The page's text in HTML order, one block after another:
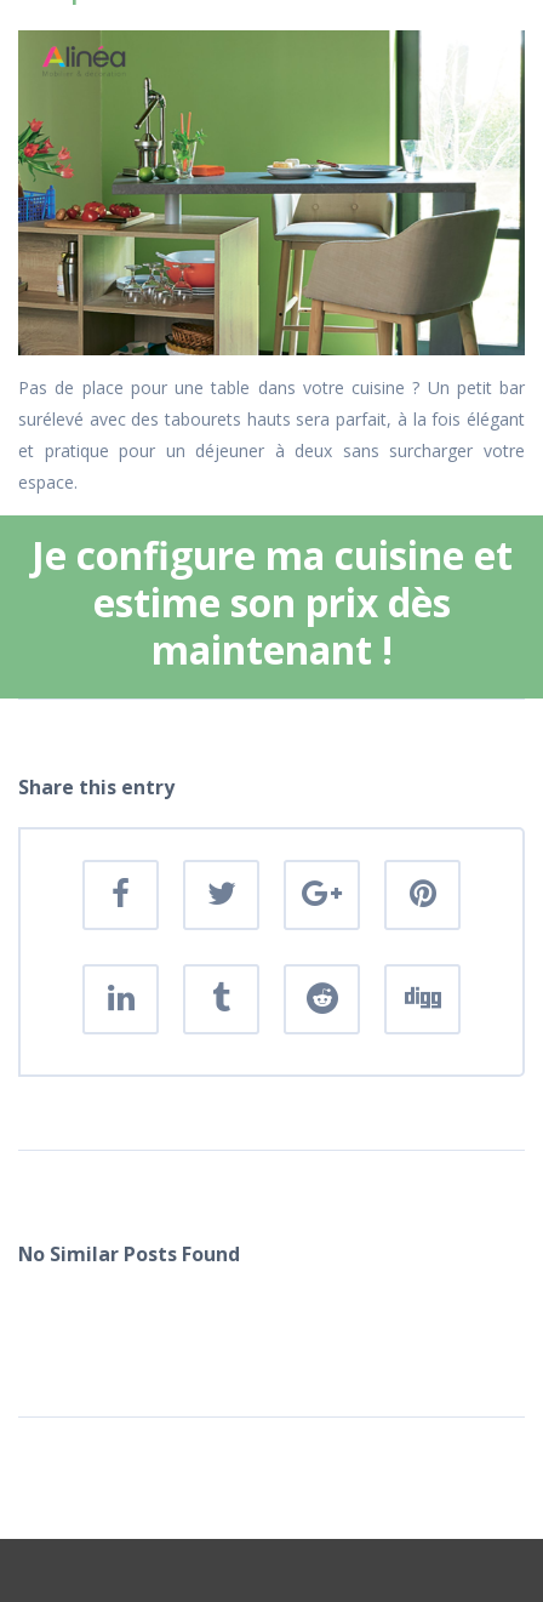
Pas de place pour une table dans votre cuisine ? Un petit bar
surélevé avec des tabourets hauts sera parfait, à la fois élégant
et pratique pour un déjeuner à deux sans surcharger votre
espace.
Je configure ma cuisine et
estime son prix dès
maintenant !
Share this entry
No Similar Posts Found